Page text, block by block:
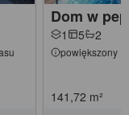
Dom w
1 5 2
powiększony
141,72 m²